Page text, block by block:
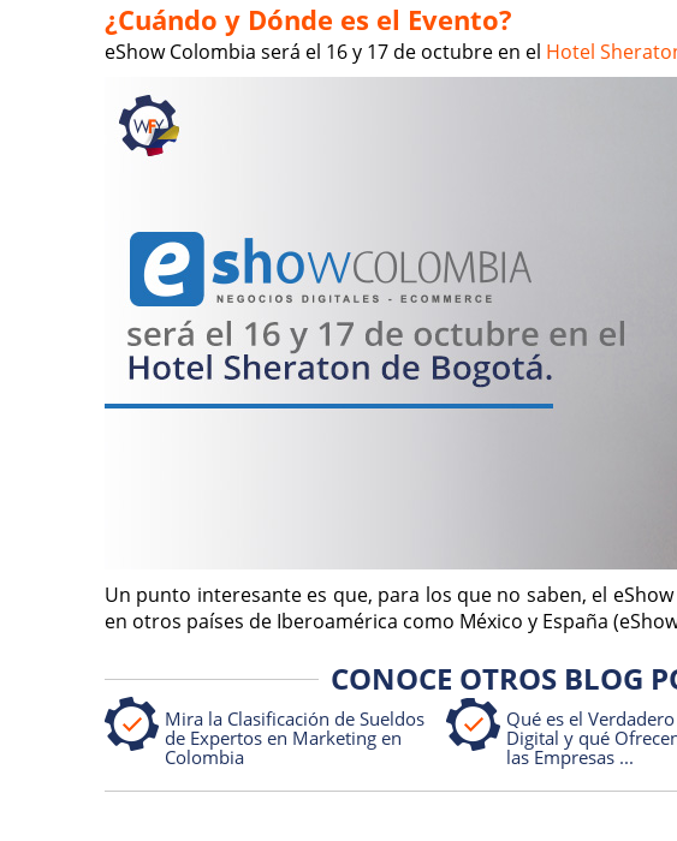
¿Cuándo y Dónde es el Evento?
eShow Colombia será el 16 y 17 de octubre en el Hotel
Un punto interesante es que, para los que no saben, el
en otros países de Iberoamérica como México y España
CONOCE OTROS BLOG
Mira la Clasificación de Sueldos
de Expertos en Marketing en
Colombia
Qué es el
Digital y qué
las Empresas ...